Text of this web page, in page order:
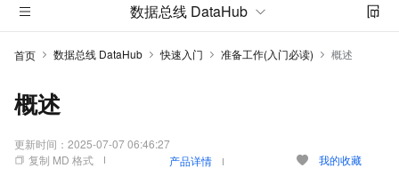
数据总线 DataHub
首页 数据总线 DataHub 快速入门 准备工作(入门必读) 概述
概述
更新时间： 2025-07-07 06:46:27
复制 MD 格式
产品详情 我的收藏